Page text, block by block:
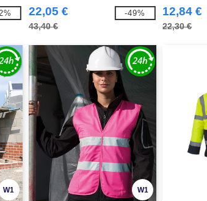
22,05 €
43,40 €
-49% 12,84 €
22,30 €
W1 W1